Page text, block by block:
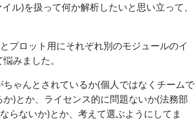
ル)を扱って何か解析したいと思い立って、
プロット用にそれぞれ別のモジュールのイ
みました。
ゃんとされているか(個人ではなくチームで
)とか、ライセンス的に問題ないか(法務部
らないか)とか、考えて選ぶようにしてま